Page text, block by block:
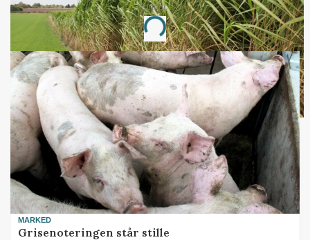
Annonce
Loading...
MARKED
Grisenoteringen står stille